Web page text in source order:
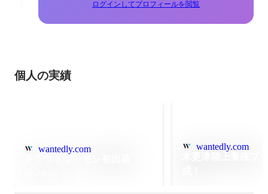
ログインしてプロフィールを閲覧
個人の実績
wantedly.com wantedly.com